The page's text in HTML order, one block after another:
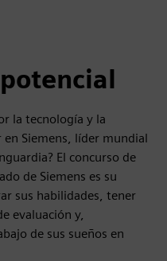
la tecnología y la
en Siemens, líder mundial
El concurso de
de Siemens es su
sus habilidades, tener
evaluación y,
de sus sueños en